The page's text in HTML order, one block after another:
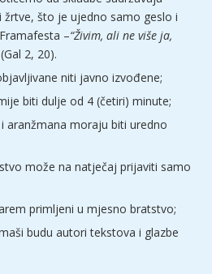
žrtve, što je ujedno samo geslo i
–“Živim, ali ne više ja,
2, 20).
niti javno izvođene;
biti dulje od 4 (četiri) minute;
aranžmana moraju biti uredno
može na natječaj prijaviti samo
primljeni u mjesno bratstvo;
budu autori tekstova i glazbe